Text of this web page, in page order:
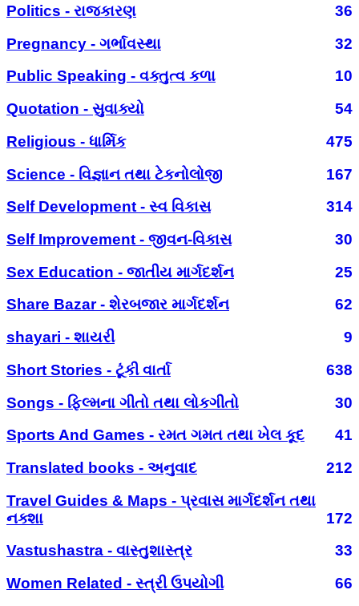
Politics - રાજકારણ
36
Pregnancy - ગર્ભાવસ્થા
32
Public Speaking - વક્તુત્વ કળા
10
Quotation - સુવાક્યો
54
Religious - ધાર્મિક
475
Science - વિજ્ઞાન તથા ટેકનોલોજી
167
Self Development - સ્વ વિકાસ
314
Self Improvement - જીવન-વિકાસ
30
Sex Education - જાતીય માર્ગદર્શન
25
Share Bazar - શેરબજાર માર્ગદર્શન
62
shayari - શાયરી
9
Short Stories - ટૂંકી વાર્તા
638
Songs - ફિલ્મના ગીતો તથા લોકગીતો
30
Sports And Games - રમત ગમત તથા ખેલ કૂદ
41
Translated books - અનુવાદ
212
Travel Guides & Maps - પ્રવાસ માર્ગદર્શન તથા
નક્શા
172
Vastushastra - વાસ્તુશાસ્ત્ર
33
Women Related - સ્ત્રી ઉપયોગી
66